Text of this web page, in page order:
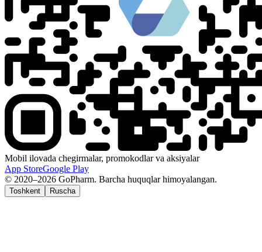
Mobil ilovada chegirmalar, promokodlar va aksiyalar
App StoreGoogle Play
© 2020–2026 GoPharm. Barcha huquqlar himoyalangan.
Toshkent Ruscha